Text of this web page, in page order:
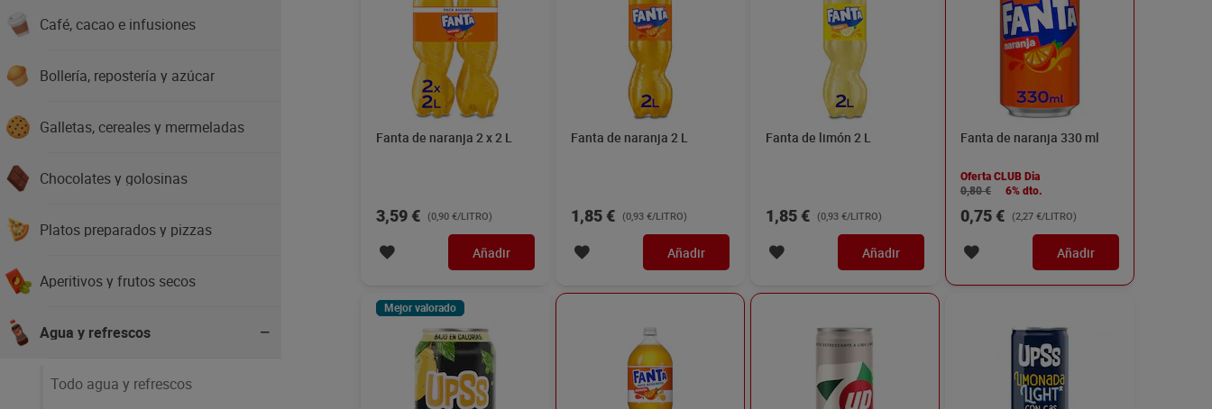
Café, cacao e infusiones
Bollería, repostería y azúcar
Galletas, cereales y mermeladas
Chocolates y golosinas
Platos preparados y pizzas
Aperitivos y frutos secos
Agua y refrescos
Todo agua y refrescos
Fanta de naranja 2 x 2 L
3,59 € (0,90 €/LITRO)
Añadir
Fanta de naranja 2 L
1,85 € (0,93 €/LITRO)
Añadir
Fanta de limón 2 L
1,85 € (0,93 €/LITRO)
Añadir
Fanta de naranja 330 ml
Oferta CLUB Dia
0,80 €
6% dto.
0,75 € (2,27 €/LITRO)
Añadir
Mejor valorado